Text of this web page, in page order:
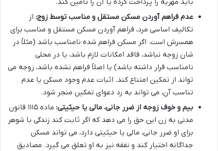
باید مهریه را پرداخت کرده یا آن را تامین کند.
عدم فراهم آوردن مسکن مستقل و مناسب توسط زوج: از
تکالیف اساسی مرد، فراهم آوردن مسکن مستقل و مناسب برای
همسرش است. اگر مسکن فراهم شده نامناسب باشد (مثلاً در
شان زوجه نباشد، فاقد امکانات لازم باشد، یا در محلی
نامناسب قرار داشته باشد) یا اصلاً فراهم نشده باشد، زوجه می
تواند از تمکین امتناع کند. اثبات عدم وجود مسکن یا عدم
تناسب آن، می تواند به رد دعوای تمکین منجر شود.
بیم و خوف زوجه از ضرر جانی، مالی یا حیثیتی:
ماده ۱۱۱۵ قانون
مدنی به زن این حق را می دهد که اگر ثابت کند زندگی با شوهر
برای او ضرر جانی، مالی یا حیثیتی دارد، می تواند مسکن
جداگانه اختیار کند و نفقه نیز به او تعلق می گیرد. مصادیق